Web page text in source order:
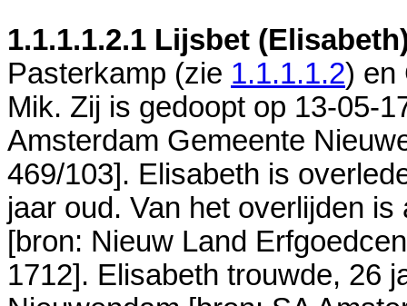
1.1.1.1.2.1 Lijsbet
Pasterkamp (zie 1.1.1.1.2) en
Mik. Zij is gedoopt op 13-05-
Amsterdam Gemeente
469/103]. Elisabeth is
jaar oud. Van het overlijden
[bron: Nieuw Land
1712]. Elisabeth trouwde, 26